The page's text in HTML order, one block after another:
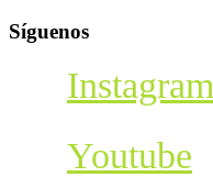
Síguenos
Instagram
Youtube